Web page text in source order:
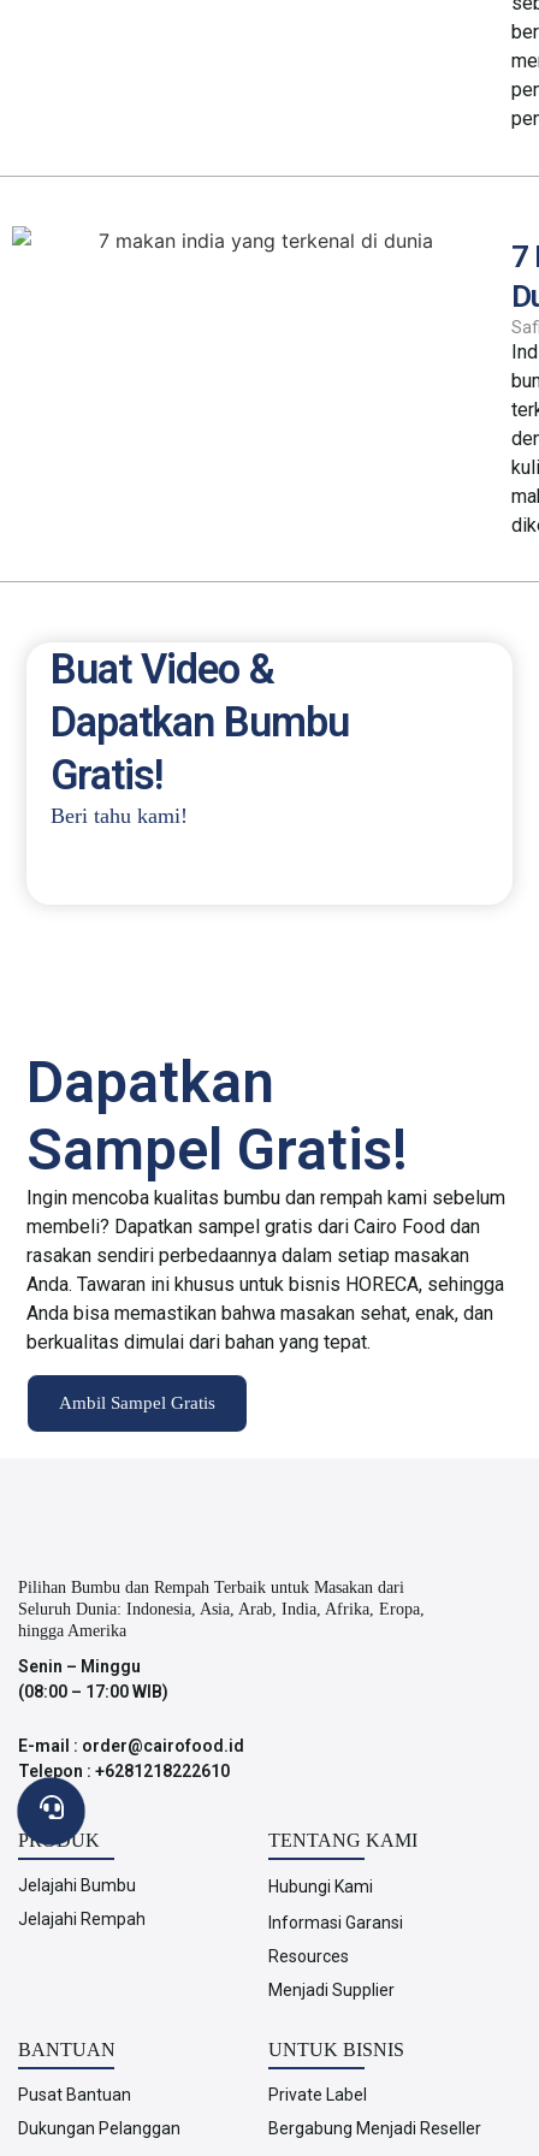
7
Buat Video &
Dapatkan Bumbu
Gratis!
Beri tahu kami!
Dapatkan
Sampel Gratis!
Ingin mencoba kualitas bumbu dan rempah kami sebelum
membeli? Dapatkan sampel gratis dari Cairo Food dan
rasakan sendiri perbedaannya dalam setiap masakan
Anda. Tawaran ini khusus untuk bisnis HORECA, sehingga
Anda bisa memastikan bahwa masakan sehat, enak, dan
berkualitas dimulai dari bahan yang tepat.
Ambil Sampel Gratis
Pilihan Bumbu dan Rempah Terbaik untuk Masakan dari
Seluruh Dunia: Indonesia, Asia, Arab, India, Afrika, Eropa,
hingga Amerika
Senin – Minggu
(08:00 – 17:00 WIB)
E-mail : order@cairofood.id
Telepon : +6281218222610
PRODUK
Jelajahi Bumbu
Jelajahi Rempah
TENTANG KAMI
Hubungi Kami
Informasi Garansi
Resources
Menjadi Supplier
BANTUAN
Pusat Bantuan
Dukungan Pelanggan
UNTUK BISNIS
Private Label
Bergabung Menjadi Reseller